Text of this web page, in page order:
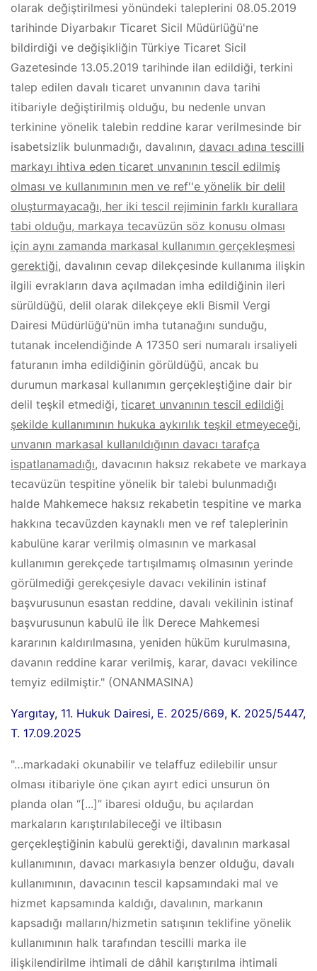
olarak değiştirilmesi yönündeki taleplerini 08.05.2019
tarihinde Diyarbakır Ticaret Sicil Müdürlüğü'ne
bildirdiği ve değişikliğin Türkiye Ticaret Sicil
Gazetesinde 13.05.2019 tarihinde ilan edildiği, terkini
talep edilen davalı ticaret unvanının dava tarihi
itibariyle değiştirilmiş olduğu, bu nedenle unvan
terkinine yönelik talebin reddine karar verilmesinde bir
isabetsizlik bulunmadığı, davalının, davacı adına tescilli
markayı ihtiva eden ticaret unvanının tescil edilmiş
olması ve kullanımının men ve ref''e yönelik bir delil
oluşturmayacağı, her iki tescil rejiminin farklı kurallara
tabi olduğu, markaya tecavüzün söz konusu olması
için aynı zamanda markasal kullanımın gerçekleşmesi
gerektiği, davalının cevap dilekçesinde kullanıma ilişkin
ilgili evrakların dava açılmadan imha edildiğinin ileri
sürüldüğü, delil olarak dilekçeye ekli Bismil Vergi
Dairesi Müdürlüğü'nün imha tutanağını sunduğu,
tutanak incelendiğinde A 17350 seri numaralı irsaliyeli
faturanın imha edildiğinin görüldüğü, ancak bu
durumun markasal kullanımın gerçekleştiğine dair bir
delil teşkil etmediği, ticaret unvanının tescil edildiği
şekilde kullanımının hukuka aykırılık teşkil etmeyeceği,
unvanın markasal kullanıldığının davacı tarafça
ispatlanamadığı, davacının haksız rekabete ve markaya
tecavüzün tespitine yönelik bir talebi bulunmadığı
halde Mahkemece haksız rekabetin tespitine ve marka
hakkına tecavüzden kaynaklı men ve ref taleplerinin
kabulüne karar verilmiş olmasının ve markasal
kullanımın gerekçede tartışılmamış olmasının yerinde
görülmediği gerekçesiyle davacı vekilinin istinaf
başvurusunun esastan reddine, davalı vekilinin istinaf
başvurusunun kabulü ile İlk Derece Mahkemesi
kararının kaldırılmasına, yeniden hüküm kurulmasına,
davanın reddine karar verilmiş, karar, davacı vekilince
temyiz edilmiştir." (ONANMASINA)
Yargıtay, 11. Hukuk Dairesi, E. 2025/669, K. 2025/5447,
T. 17.09.2025
"…markadaki okunabilir ve telaffuz edilebilir unsur
olması itibariyle öne çıkan ayırt edici unsurun ön
planda olan “[...]” ibaresi olduğu, bu açılardan
markaların karıştırılabileceği ve iltibasın
gerçekleştiğinin kabulü gerektiği, davalının markasal
kullanımının, davacı markasıyla benzer olduğu, davalı
kullanımının, davacının tescil kapsamındaki mal ve
hizmet kapsamında kaldığı, davalının, markanın
kapsadığı malların/hizmetin satışının teklifine yönelik
kullanımının halk tarafından tescilli marka ile
ilişkilendirilme ihtimali de dâhil karıştırılma ihtimali